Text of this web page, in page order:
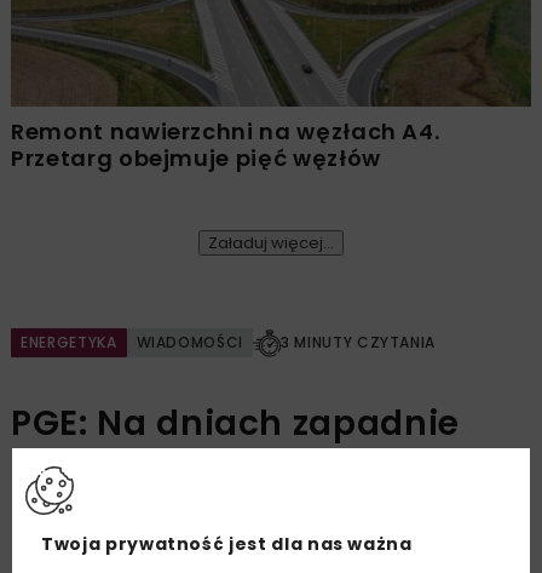
Remont nawierzchni na węzłach A4.
Przetarg obejmuje pięć węzłów
Załaduj więcej...
ENERGETYKA WIADOMOŚCI 3 MINUTY CZYTANIA
PGE: Na dniach zapadnie
decyzja inwestycyjna dla
Baltica 2
Twoja prywatność jest dla nas ważna